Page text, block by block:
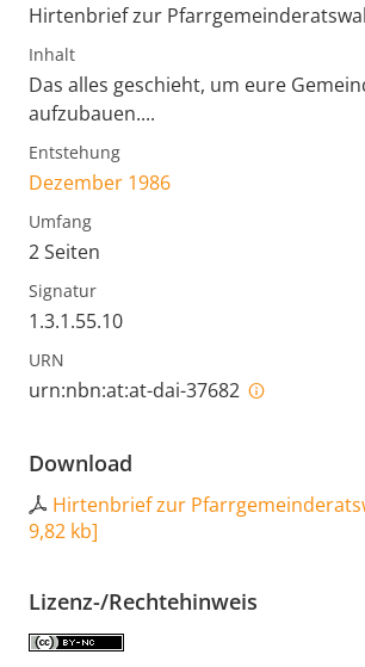
Hirtenbrief zur
Inhalt
Das alles geschieht, um eure
aufzubauen....
Entstehung
Dezember 1986
Umfang
2 Seiten
Signatur
1.3.1.55.10
URN
urn:nbn:at:at-dai-37682
Download
Hirtenbrief zur
9,82 kb]
Lizenz-/Rechtehinweis